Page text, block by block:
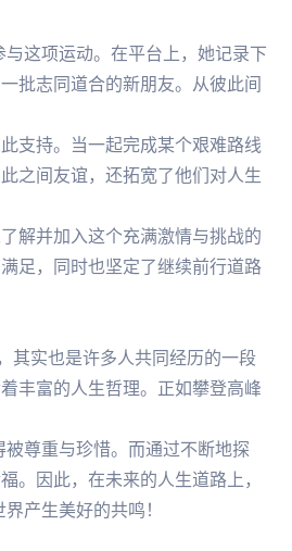
这项运动。在平台上，她记录下
批志同道合的新朋友。从彼此间
支持。当一起完成某个艰难路线
之间友谊，还拓宽了他们对人生
解并加入这个充满激情与挑战的
足，同时也坚定了继续前行道路
其实也是许多人共同经历的一段
丰富的人生哲理。正如攀登高峰
尊重与珍惜。而通过不断地探
。因此，在未来的人生道路上，
产生美好的共鸣！